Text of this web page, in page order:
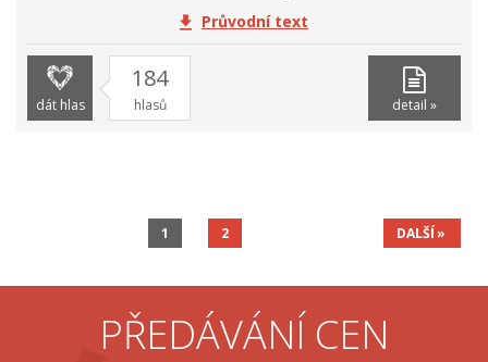
Průvodní text
dát hlas
184
hlasů detail »
1 2 DALŠÍ
PŘEDÁVÁNÍ CEN